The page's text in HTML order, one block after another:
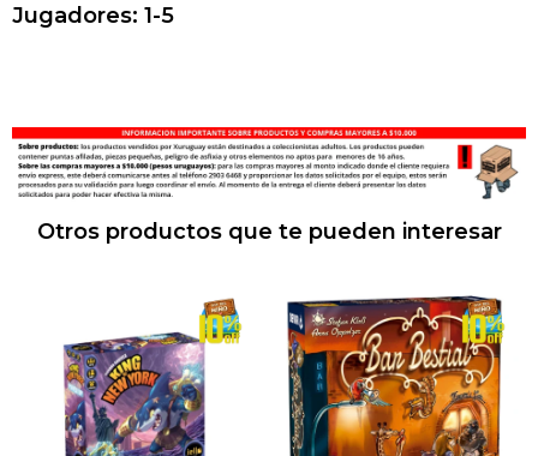
Jugadores: 1-5
Otros productos que te pueden interesar